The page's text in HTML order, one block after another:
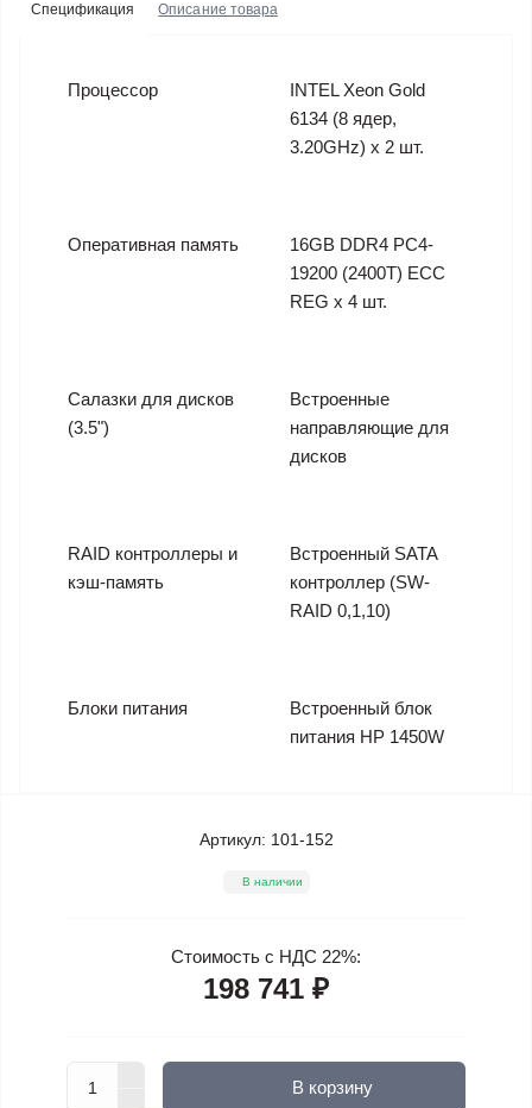
Спецификация Описание товара
Процессор
INTEL Xeon Gold
6134 (8 ядер,
3.20GHz) x 2 шт.
Оперативная память
16GB DDR4 PC4-
19200 (2400T) ECC
REG x 4 шт.
Салазки для дисков
(3.5")
Встроенные
направляющие для
дисков
RAID контроллеры и
кэш-память
Встроенный SATA
контроллер (SW-
RAID 0,1,10)
Блоки питания
Встроенный блок
питания HP 1450W
Артикул: 101-152
В наличии
Стоимость с НДС 22%:
198 741 ₽
В корзину